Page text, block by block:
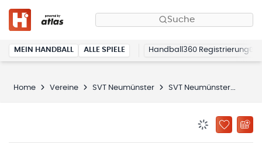
Suche
MEIN HANDBALL ALLE SPIELE Handball360 Registrierung
Home Vereine SVT Neumünster SVT Neumünster
ZU